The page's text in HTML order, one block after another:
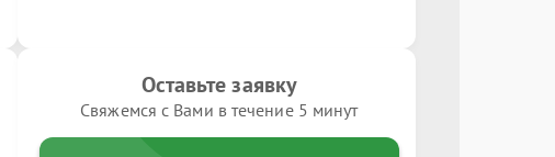
Оставьте заявку
Свяжемся с Вами в течение 5 минут